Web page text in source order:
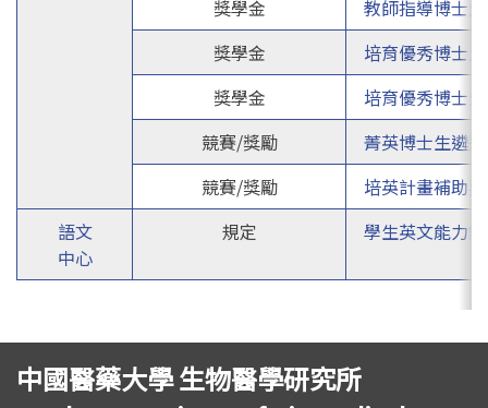
獎學金
教師指導博士
獎學金
培育優秀博士
獎學金
培育優秀博士
競賽/獎勵
菁英博士生遴
競賽/獎勵
培英計畫補助
語文
中心
規定 學生英文能力
中國醫藥大學 生物醫學研究所